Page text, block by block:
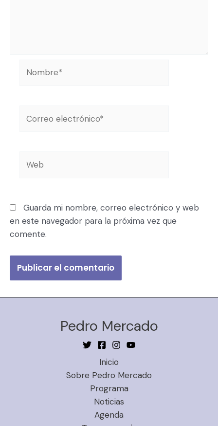
Guarda mi nombre, correo electrónico y web
en este navegador para la próxima vez que
comente.
Pedro Mercado
Inicio
Sobre Pedro Mercado
Programa
Noticias
Agenda